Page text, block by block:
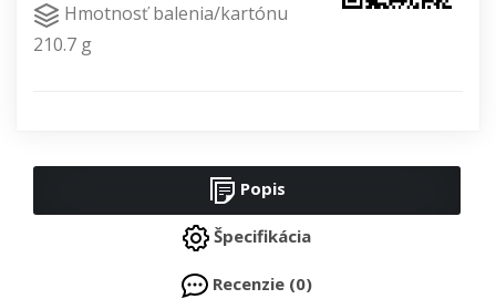
Hmotnosť balenia/kartónu
210.7 g
Popis
Špecifikácia
Recenzie (0)